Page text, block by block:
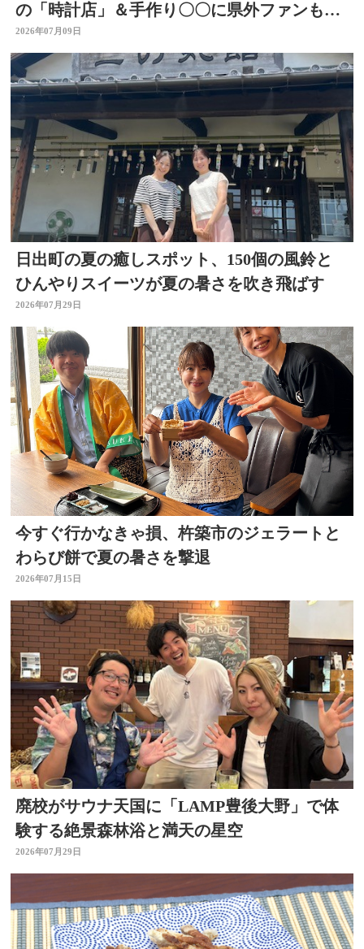
の「時計店」＆手作り〇〇に県外ファンもい
る「酒店」 大分
2026年07月09日
日出町の夏の癒しスポット、150個の風鈴と
ひんやりスイーツが夏の暑さを吹き飛ばす
2026年07月29日
今すぐ行かなきゃ損、杵築市のジェラートと
わらび餅で夏の暑さを撃退
2026年07月15日
廃校がサウナ天国に「LAMP豊後大野」で体
験する絶景森林浴と満天の星空
2026年07月29日